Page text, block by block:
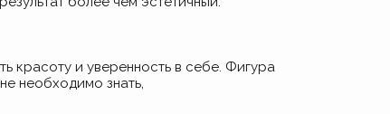
красоту и уверенность в себе. Фигура
необходимо знать,